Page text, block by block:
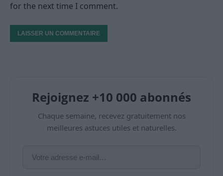
for the next time I comment.
Rejoignez +10 000 abonnés
Chaque semaine, recevez gratuitement nos
meilleures astuces utiles et naturelles.